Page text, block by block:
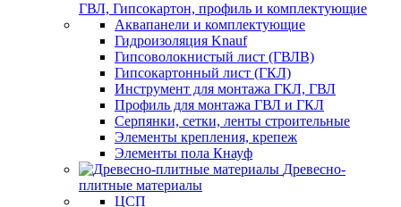
ГВЛ, Гипсокартон, профиль и комплектующие
Аквапанели и комплектующие
Гидроизоляция Knauf
Гипсоволокнистый лист (ГВЛВ)
Гипсокартонный лист (ГКЛ)
Инструмент для монтажа ГКЛ, ГВЛ
Профиль для монтажа ГВЛ и ГКЛ
Серпянки, сетки, ленты строительные
Элементы крепления, крепеж
Элементы пола Кнауф
Древесно-
плитные материалы
ЦСП